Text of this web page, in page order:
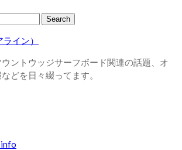
イン）
ントウッジサーフボード関連の話題、オ
どを日々綴ってます。